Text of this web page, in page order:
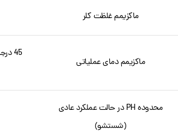
ماکزیمم غلظت کلر
ماکزیمم دمای عملیاتی
محدوده PH در حالت عملکرد عادی
(شستشو)